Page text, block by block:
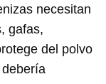
necesitan
gafas,
del polvo